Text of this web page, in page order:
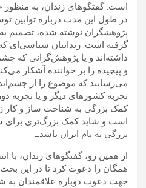
است. گفتگوهای زندان، به
در طول این مدت درباره توابین
پژوهشگران نوشته شده، تصمیم
گرفته است. زندانیان سیاسی‌ای که
داشته‌اند و یا پژوهش‌گرانی که
و پیچیده را بر خواننده آشکار
می‌رسانند که موضوع را از
تجربه کشورهای دیگر و یا تجربه
کمک بزرگی به شناخت ساز و کار
است و شاید کمک بزرگ‌تری برای
بزرگی به نام ایران باشد.ـ
از همین رو، گفتگوهای زندان، با
همگان را دعوت کرد تا در این
جهت دعوت دوباره علاقمندان به